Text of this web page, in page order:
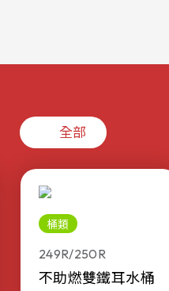
全部
桶類
249R/250R
不助燃雙鐵耳水桶